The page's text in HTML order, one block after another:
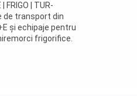
FRIGO | TUR-
de transport din
și echipaje pentru
frigorifice.